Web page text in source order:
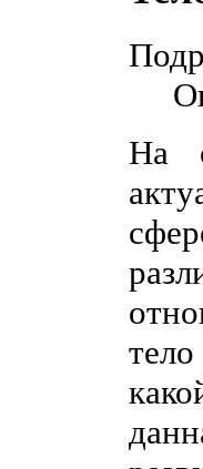
На